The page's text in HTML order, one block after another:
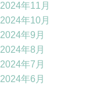
2024年11月
2024年10月
2024年9月
2024年8月
2024年7月
2024年6月